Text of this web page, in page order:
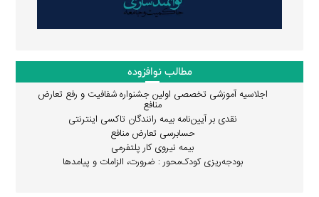
مطالب نوافزوده
اجلاسیه آموزشی تخصصی اولین جشنواره شفافیت و رفع تعارض
منافع
نقدی بر آیین‌نامه بیمه رانندگان تاکسی اینترنتی
حسابرسی تعارض منافع
بیمه نیروی کار پلتفرمی
بودجه‌ریزی کودک‌محور : ضرورت، الزامات و پیامدها